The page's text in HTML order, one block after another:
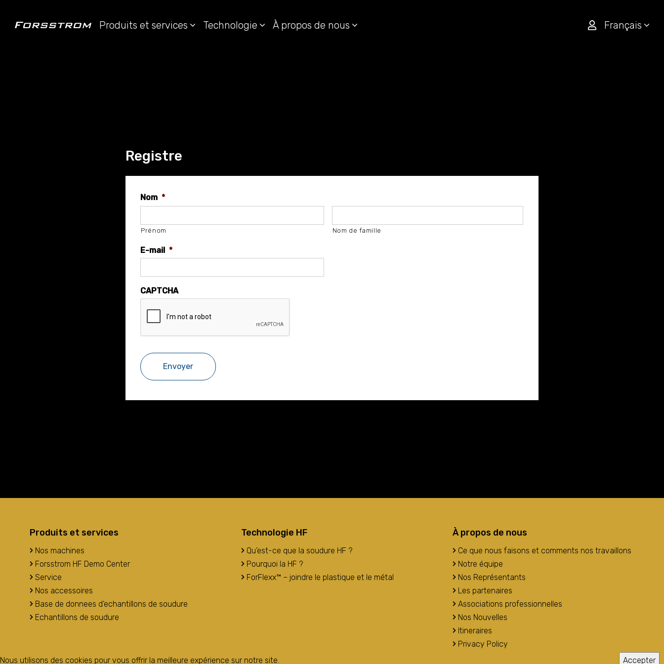
Produits et services Technologie À propos de nous Français
Registre
Nom *
Prénom Nom de famille
E-mail *
CAPTCHA
Produits et services
Nos machines
Forsstrom HF Demo Center
Service
Nos accessoires
Base de donnees d’echantillons de soudure
Echantillons de soudure
Technologie HF
Qu’est-ce que la soudure HF ?
Pourquoi la HF ?
ForFlexx™ – joindre le plastique et le métal
À propos de nous
Ce que nous faisons et comments nos travaillons
Notre équipe
Nos Représentants
Les partenaires
Associations professionnelles
Nos Nouvelles
Itineraires
Privacy Policy
Nous utilisons des cookies pour vous offrir la meilleure expérience sur notre site.
Accepter